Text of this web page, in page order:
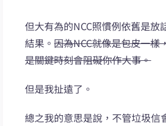
但大有為的NCC照慣例依舊是放
結果。因為NCC就像是包皮一樣
是關鍵時刻會阻礙你作大事。
但是我扯遠了。
總之我的意思是說，不管垃圾信